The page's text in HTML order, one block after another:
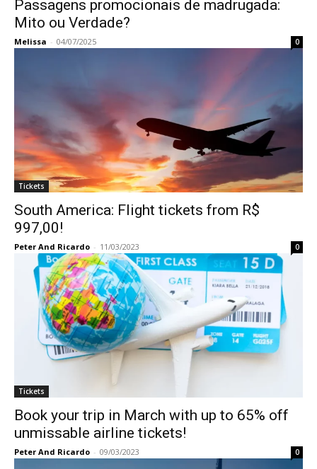
Passagens promocionais de madrugada:
Mito ou Verdade?
Melissa - 04/07/2025 0
Tickets
South America: Flight tickets from R$
997,00!
Peter And Ricardo - 11/03/2023 0
Tickets
Book your trip in March with up to 65% off
unmissable airline tickets!
Peter And Ricardo - 09/03/2023 0